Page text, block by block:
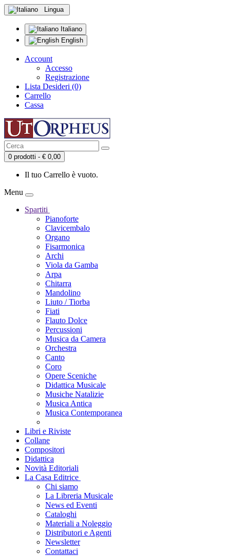
Lingua
Italiano
English
Account
Accesso
Registrazione
Lista Desideri (0)
Carrello
Cassa
0 prodotti - € 0,00
Il tuo Carrello è vuoto.
Menu
Spartiti
Pianoforte
Clavicembalo
Organo
Fisarmonica
Archi
Viola da Gamba
Arpa
Chitarra
Mandolino
Liuto / Tiorba
Fiati
Flauto Dolce
Percussioni
Musica da Camera
Orchestra
Canto
Coro
Opere Sceniche
Didattica Musicale
Musiche Natalizie
Musica Antica
Musica Contemporanea
Libri e Riviste
Collane
Compositori
Didattica
Novità Editoriali
La Casa Editrice
Chi siamo
La Libreria Musicale
News ed Eventi
Cataloghi
Materiali a Noleggio
Distributori e Agenti
Newsletter
Contattaci